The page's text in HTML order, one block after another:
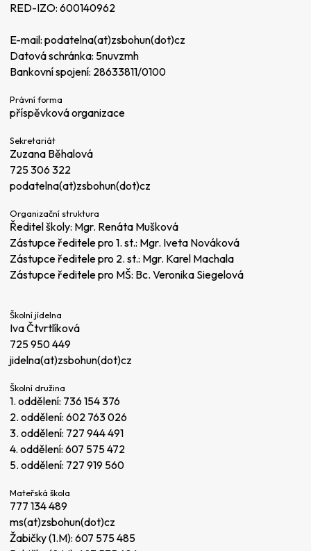
RED-IZO: 600140962
E-mail: podatelna(at)zsbohun(dot)cz
Datová schránka: 5nuvzmh
Bankovní spojení: 28633811/0100
Právní forma
příspěvková organizace
Sekretariát
Zuzana Běhalová
725 306 322
podatelna(at)zsbohun(dot)cz
Organizační struktura
Ředitel školy: Mgr. Renáta Mušková
Zástupce ředitele pro 1. st.: Mgr. Iveta Nováková
Zástupce ředitele pro 2. st.: Mgr. Karel Machala
Zástupce ředitele pro MŠ: Bc. Veronika Siegelová
Školní jídelna
Iva Čtvrtlíková
725 950 449
jidelna(at)zsbohun(dot)cz
Školní družina
1. oddělení: 736 154 376
2. oddělení: 602 763 026
3. oddělení: 727 944 491
4. oddělení: 607 575 472
5. oddělení: 727 919 560
Mateřská škola
777 134 489
ms(at)zsbohun(dot)cz
Žabičky (1.M): 607 575 485